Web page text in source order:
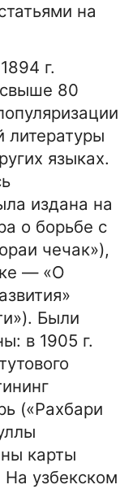
на
г.
свыше 80
литературы
языках.
издана на
о борьбе с
чечак»),
— «О
Были
в 1905 г.
(«Рахбари
карты
узбекском